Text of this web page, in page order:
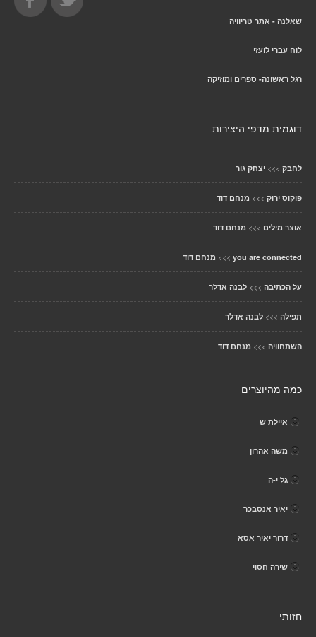
שאלנה - אתר טריוויה
לוח עברי לועזי
רגל ראשונה- ספרים ומוזיקה
דוגמית מדפי היצירות
לחבק >>> יצחק גור
פוקוס ירוק >>> מנחם דוד
אוצר מילים >>> מנחם דוד
you are connected
>>> מנחם דוד
על הכתיבה >>> לבנה אדלר
תפילה >>> לבנה אדלר
השתחוויה >>> מנחם דוד
כמה מהיוצרים
איילת ש
משה אהרון
גל י-ה
יאיר אנסבכר
דרור יאיר אסא
שירה חסוי
חזותי